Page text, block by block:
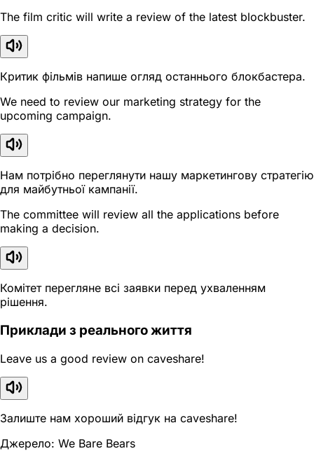
The film critic will write a review of the latest blockbuster.
Критик фільмів напише огляд останнього блокбастера.
We need to review our marketing strategy for the
upcoming campaign.
Нам потрібно переглянути нашу маркетингову стратегію
для майбутньої кампанії.
The committee will review all the applications before
making a decision.
Комітет перегляне всі заявки перед ухваленням
рішення.
Приклади з реального життя
Leave us a good review on caveshare!
Залиште нам хороший відгук на caveshare!
Джерело: We Bare Bears